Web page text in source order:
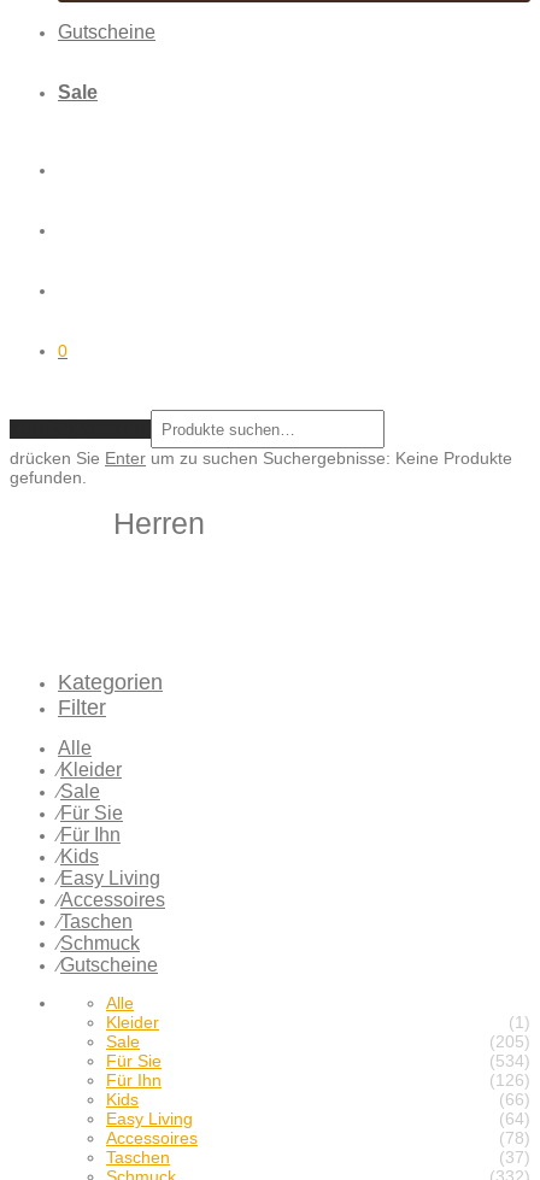
Gutscheine
Sale
0
drücken Sie Enter um zu suchen Suchergebnisse: Keine Produkte
gefunden.
Herren
Kategorien
Filter
Alle
⁄Kleider
⁄Sale
⁄Für Sie
⁄Für Ihn
⁄Kids
⁄Easy Living
⁄Accessoires
⁄Taschen
⁄Schmuck
⁄Gutscheine
Alle
Kleider
(1)
Sale
(205)
Für Sie
(534)
Für Ihn
(126)
Kids
(66)
Easy Living
(64)
Accessoires
(78)
Taschen
(37)
Schmuck
(332)